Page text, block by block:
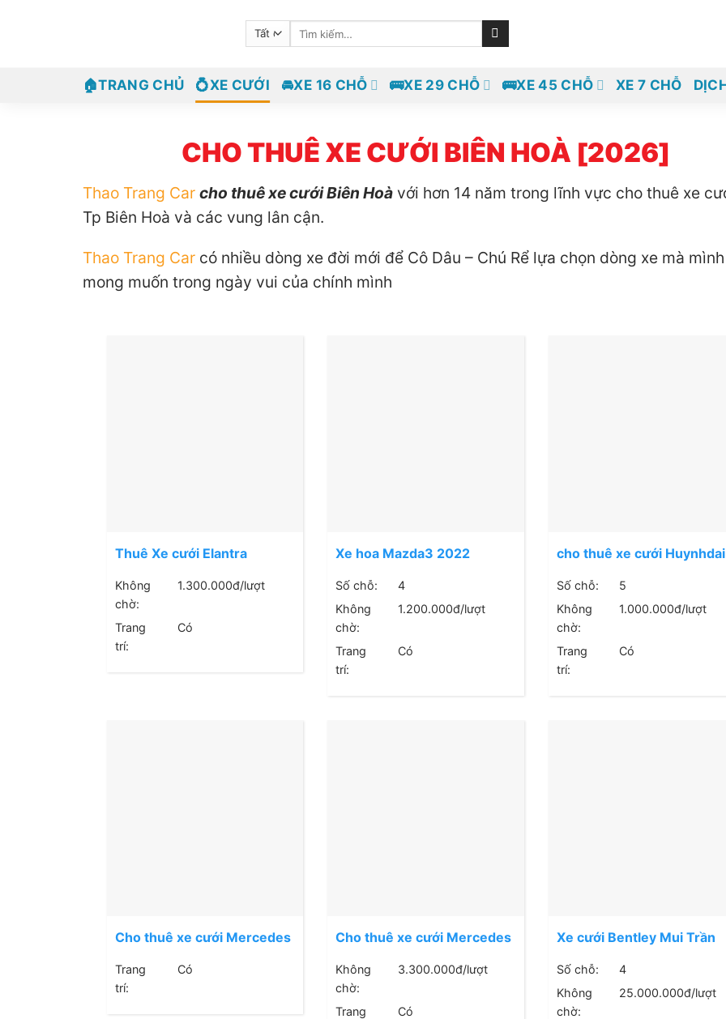
Tìm
🏠TRANG CHỦ 💍XE CƯỚI 🚘XE 16 CHỖ 🚌XE 29 CHỖ 🚌XE 45 CHỖ XE 7 CHỖ
CHO THUÊ XE CƯỚI BIÊN HOÀ [2026]
Thao Trang Car cho thuê xe cưới Biên Hoà với hơn 14 năm trong lĩnh vực cho thuê xe
Tp Biên Hoà và các vung lân cận.
Thao Trang Car có nhiều dòng xe đời mới để Cô Dâu – Chú Rể lựa chọn dòng xe mà mình
mong muốn trong ngày vui của chính mình
Thuê Xe cưới Elantra
Không
chờ:
1.300.000đ/lượt
Trang
trí:
Có
Xe hoa Mazda3 2022
Số chỗ:
4
Không
chờ:
1.200.000đ/lượt
Trang
trí:
Có
cho thuê xe cưới Huynhdai
Số chỗ:
5
Không
chờ:
1.000.000đ/lượt
Trang
trí:
Có
Cho thuê xe cưới Mercedes
Trang
trí:
Có
Cho thuê xe cưới Mercedes
Không
chờ:
3.300.000đ/lượt
Trang
Có
Xe cưới Bentley Mui Trần
Số chỗ:
4
Không
chờ:
25.000.000đ/lượt